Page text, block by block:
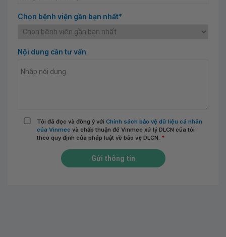
Chọn bệnh viện gần bạn nhất*
Nội dung cần tư vấn
Tôi đã đọc và đồng ý với Chính sách bảo vệ dữ liệu cá nhân
của Vinmec và chấp thuận để Vinmec xử lý DLCN của tôi
theo quy định của pháp luật về bảo vệ DLCN. *
Gửi thông tin